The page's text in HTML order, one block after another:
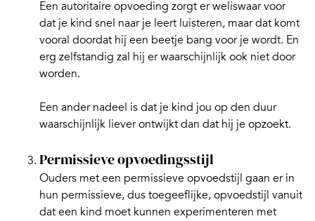
Een autoritaire opvoeding zorgt er weliswaar voor
dat je kind snel naar je leert luisteren, maar dat komt
vooral doordat hij een beetje bang voor je wordt. En
erg zelfstandig zal hij er waarschijnlijk ook niet door
worden.
Een ander nadeel is dat je kind jou op den duur
waarschijnlijk liever ontwijkt dan dat hij je opzoekt.
Permissieve opvoedingsstijl
Ouders met een permissieve opvoedstijl gaan er in
hun permissieve, dus toegeeflijke, opvoedstijl vanuit
dat een kind moet kunnen experimenteren met